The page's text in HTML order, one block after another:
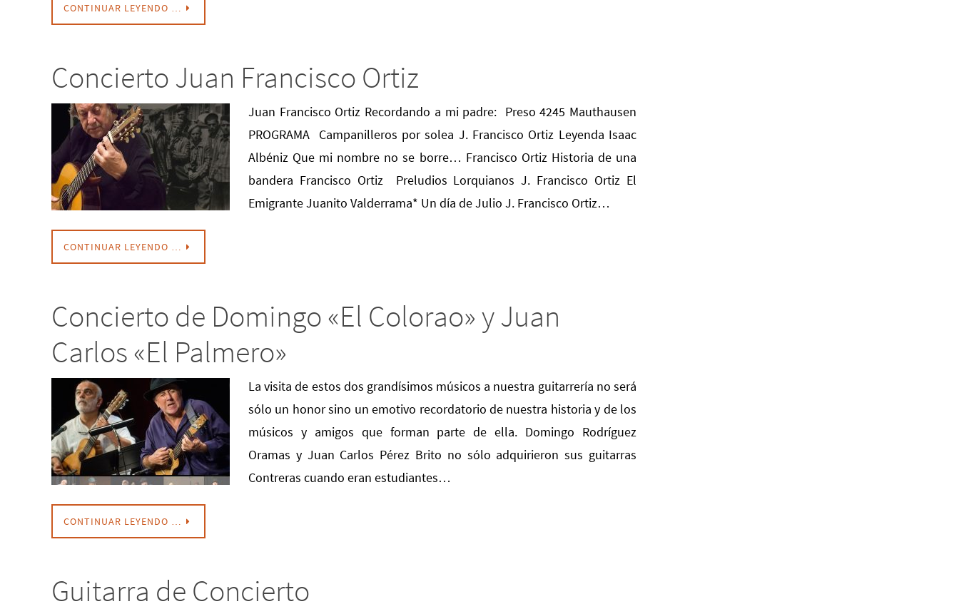
CONTINUAR LEYENDO …
Concierto Juan Francisco Ortiz
Juan Francisco Ortiz Recordando a mi padre: Preso 4245 Mauthausen
PROGRAMA Campanilleros por solea J. Francisco Ortiz Leyenda Isaac
Albéniz Que mi nombre no se borre… Francisco Ortiz Historia de una
bandera Francisco Ortiz Preludios Lorquianos J. Francisco Ortiz El
Emigrante Juanito Valderrama* Un día de Julio J. Francisco Ortiz…
CONTINUAR LEYENDO …
Concierto de Domingo «El Colorao» y Juan
Carlos «El Palmero»
La visita de estos dos grandísimos músicos a nuestra guitarrería no será
sólo un honor sino un emotivo recordatorio de nuestra historia y de los
músicos y amigos que forman parte de ella. Domingo Rodríguez
Oramas y Juan Carlos Pérez Brito no sólo adquirieron sus guitarras
Contreras cuando eran estudiantes…
CONTINUAR LEYENDO …
Guitarra de Concierto